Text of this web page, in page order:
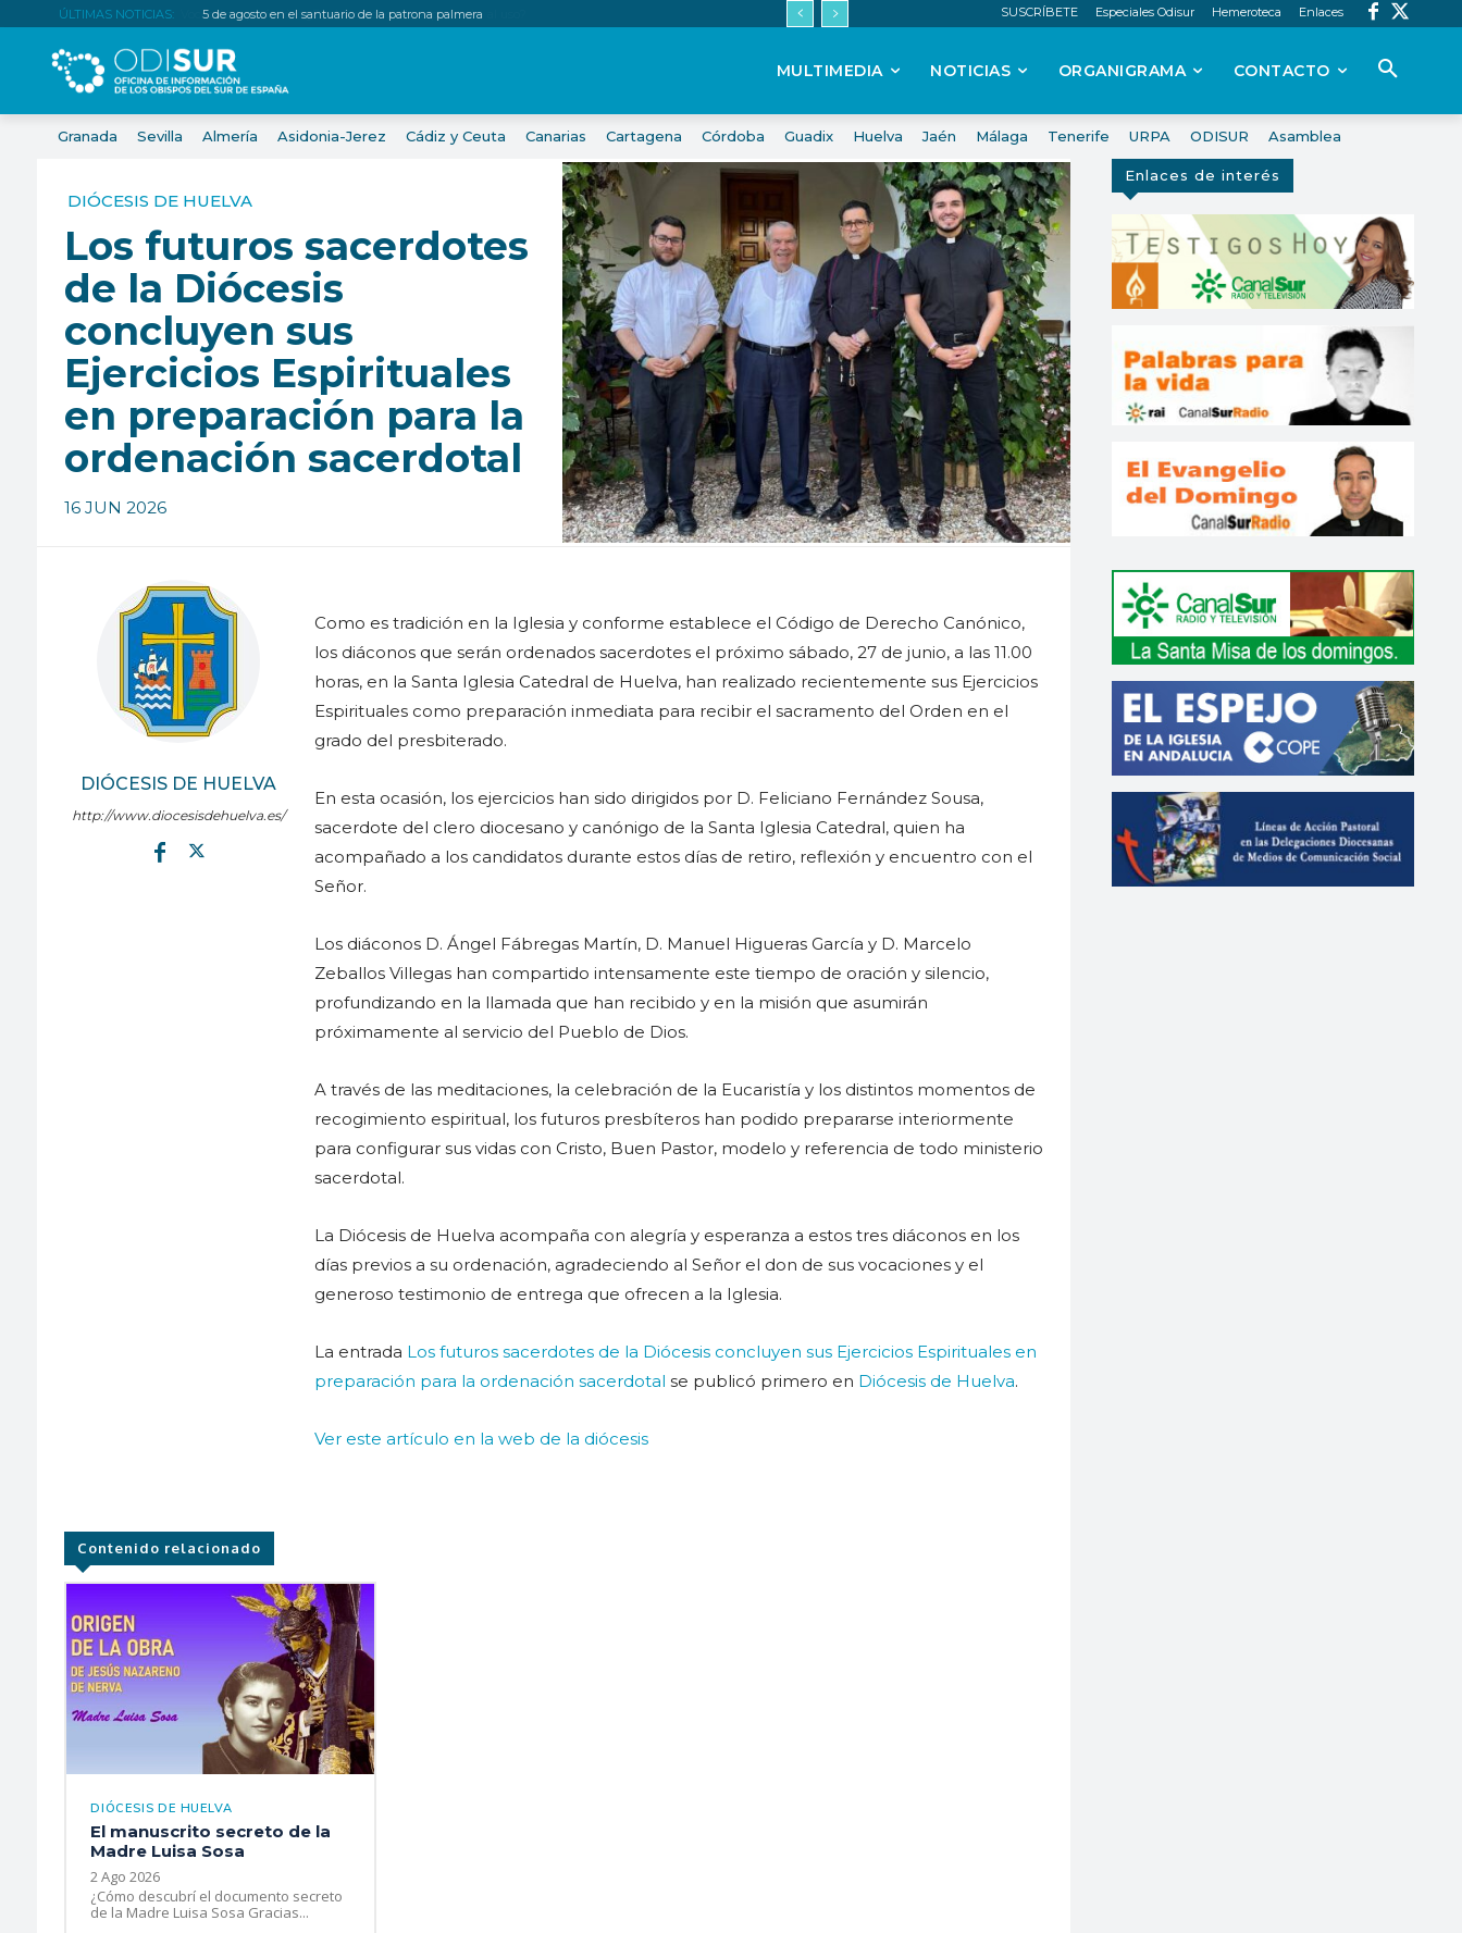
ÚLTIMAS NOTICIAS: 5 de agosto en el santuario de la patrona palmera SUSCRÍBETE Especiales Odisur Hemeroteca Enlaces
MULTIMEDIA NOTICIAS ORGANIGRAMA CONTACTO
Granada Sevilla Almería Asidonia-Jerez Cádiz y Ceuta Canarias Cartagena Córdoba Guadix Huelva Jaén Málaga Tenerife URPA ODISUR Asamblea
DIÓCESIS DE HUELVA
Los futuros sacerdotes
de la Diócesis
concluyen sus
Ejercicios Espirituales
en preparación para la
ordenación sacerdotal
16 JUN 2026
DIÓCESIS DE HUELVA
http://www.diocesisdehuelva.es/
Como es tradición en la Iglesia y conforme establece el Código de Derecho Canónico,
los diáconos que serán ordenados sacerdotes el próximo sábado, 27 de junio, a las 11.00
horas, en la Santa Iglesia Catedral de Huelva, han realizado recientemente sus Ejercicios
Espirituales como preparación inmediata para recibir el sacramento del Orden en el
grado del presbiterado.
En esta ocasión, los ejercicios han sido dirigidos por D. Feliciano Fernández Sousa,
sacerdote del clero diocesano y canónigo de la Santa Iglesia Catedral, quien ha
acompañado a los candidatos durante estos días de retiro, reflexión y encuentro con el
Señor.
Los diáconos D. Ángel Fábregas Martín, D. Manuel Higueras García y D. Marcelo
Zeballos Villegas han compartido intensamente este tiempo de oración y silencio,
profundizando en la llamada que han recibido y en la misión que asumirán
próximamente al servicio del Pueblo de Dios.
A través de las meditaciones, la celebración de la Eucaristía y los distintos momentos de
recogimiento espiritual, los futuros presbíteros han podido prepararse interiormente
para configurar sus vidas con Cristo, Buen Pastor, modelo y referencia de todo ministerio
sacerdotal.
La Diócesis de Huelva acompaña con alegría y esperanza a estos tres diáconos en los
días previos a su ordenación, agradeciendo al Señor el don de sus vocaciones y el
generoso testimonio de entrega que ofrecen a la Iglesia.
La entrada Los futuros sacerdotes de la Diócesis concluyen sus Ejercicios Espirituales en
preparación para la ordenación sacerdotal se publicó primero en Diócesis de Huelva.
Ver este artículo en la web de la diócesis
Contenido relacionado
DIÓCESIS DE HUELVA
El manuscrito secreto de la
Madre Luisa Sosa
2 Ago 2026
¿Cómo descubrí el documento secreto
de la Madre Luisa Sosa Gracias...
Enlaces de interés